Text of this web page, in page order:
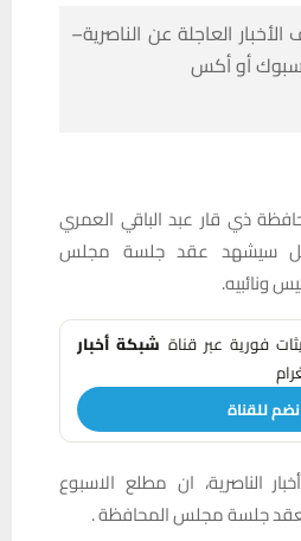
العاجلة عن الناصرية–
أو أكس
ذي قار عبد الباقي العمري
سيشهد عقد جلسة مجلس
ونائبيه.
فورية عبر قناة شبكة أخبار
للقناة
الناصرية، ان مطلع الاسبوع
جلسة مجلس المحافظة .